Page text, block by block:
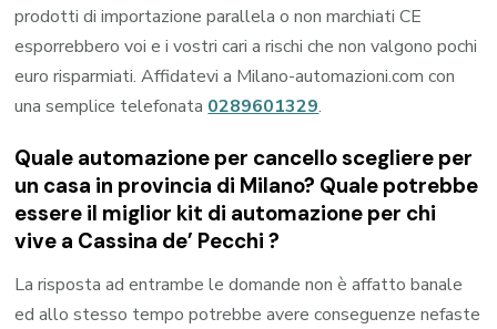
prodotti di importazione parallela o non marchiati CE
esporrebbero voi e i vostri cari a rischi che non valgono pochi
euro risparmiati. Affidatevi a Milano-automazioni.com con
una semplice telefonata 0289601329.
Quale automazione per cancello scegliere per
un casa in provincia di Milano? Quale potrebbe
essere il miglior kit di automazione per chi
vive a Cassina de’ Pecchi ?
La risposta ad entrambe le domande non è affatto banale
ed allo stesso tempo potrebbe avere conseguenze nefaste